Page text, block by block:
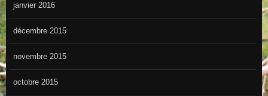
janvier 2016
décembre 2015
novembre 2015
octobre 2015